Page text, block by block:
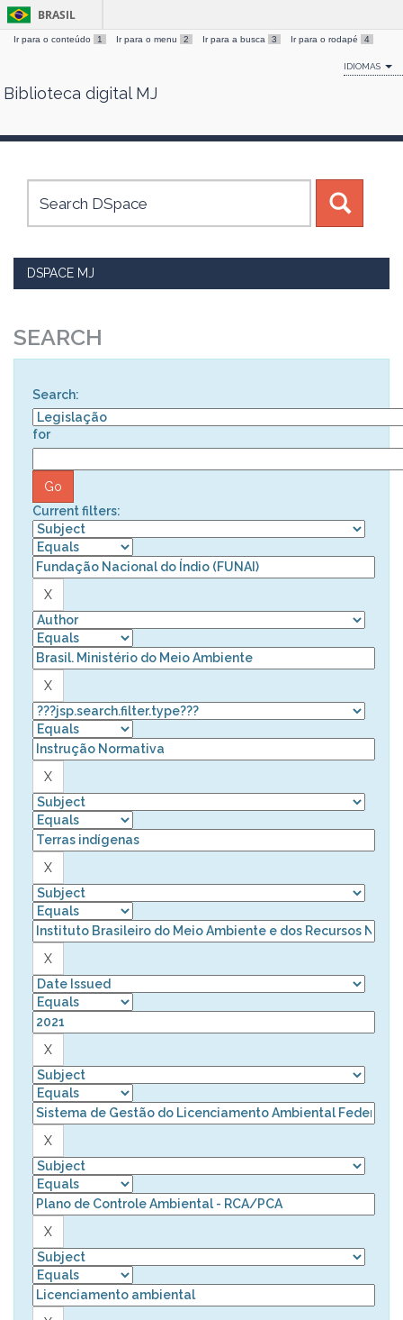
Skip
BRASIL
Ir para o conteúdo 1 Ir para o menu 2 Ir para a busca 3 Ir para o rodapé 4
IDIOMAS
Biblioteca digital MJ
DSPACE MJ
SEARCH
Search:
for
Current filters: